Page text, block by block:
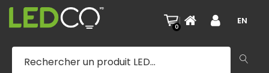
0
| EN